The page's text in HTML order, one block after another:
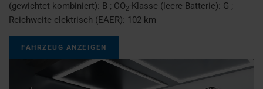
(gewichtet kombiniert): B ; CO2-Klasse (leere Batterie): G ;
Reichweite elektrisch (EAER): 102 km
FAHRZEUG ANZEIGEN